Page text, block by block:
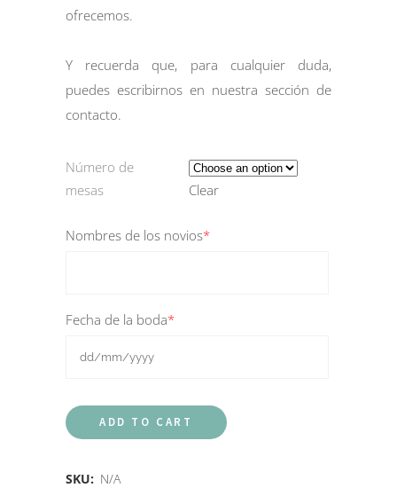
ofrecemos.
Y recuerda que, para cualquier duda,
puedes escribirnos en nuestra sección de
contacto.
Número de
mesas
Clear
Nombres de los novios*
Fecha de la boda*
ADD TO CART
SKU: N/A